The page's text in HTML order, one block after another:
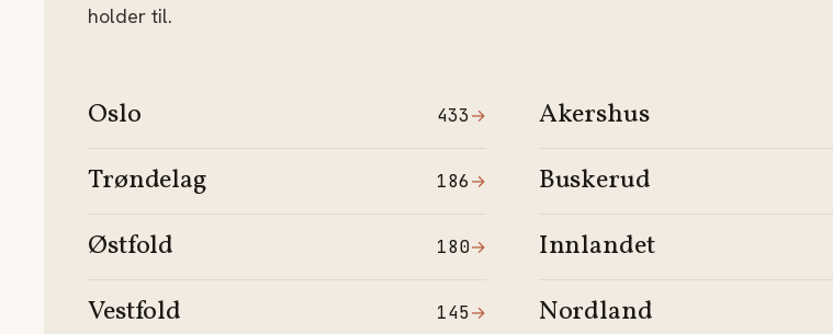
holder til.
Oslo 433→ Akershus
Trøndelag 186→ Buskerud
Østfold 180→ Innlandet
Vestfold 145→ Nordland